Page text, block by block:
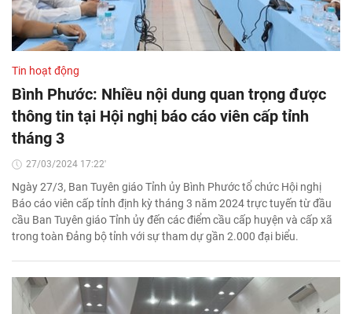
Tin hoạt động
Bình Phước: Nhiều nội dung quan trọng được
thông tin tại Hội nghị báo cáo viên cấp tỉnh
tháng 3
27/03/2024 17:22'
Ngày 27/3, Ban Tuyên giáo Tỉnh ủy Bình Phước tổ chức Hội nghị
Báo cáo viên cấp tỉnh định kỳ tháng 3 năm 2024 trực tuyến từ đầu
cầu Ban Tuyên giáo Tỉnh ủy đến các điểm cầu cấp huyện và cấp xã
trong toàn Đảng bộ tỉnh với sự tham dự gần 2.000 đại biểu.